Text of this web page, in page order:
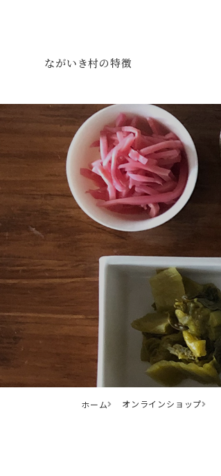
ながいき村の特徴
ホーム オンラインショップ